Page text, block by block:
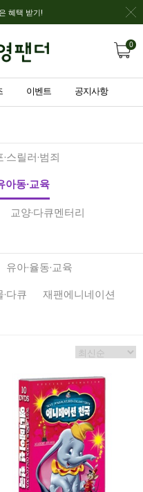
혜택 받기!
0
이벤트 공지사항
스릴러·범죄
아동·교육
교양·다큐멘터리
유아·율동·교육
·다큐
재팬에니네이션